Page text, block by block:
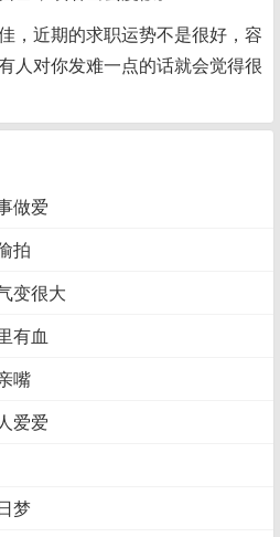
，近期的求职运势不是很好，容
人对你发难一点的话就会觉得很
做爱
拍
变很大
有血
嘴
爱爱
梦